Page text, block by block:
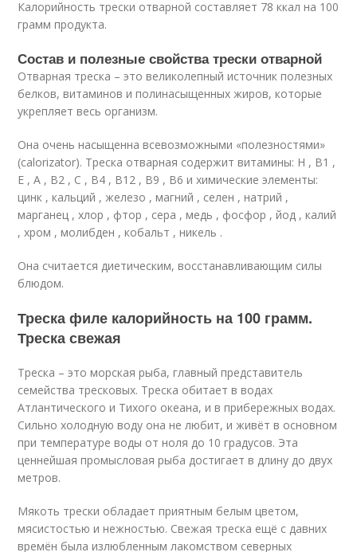
Калорийность трески отварной составляет 78 ккал на 100
грамм продукта.
Состав и полезные свойства трески отварной
Отварная треска – это великолепный источник полезных
белков, витаминов и полинасыщенных жиров, которые
укрепляет весь организм.
Она очень насыщенна всевозможными «полезностями»
(calorizator). Треска отварная содержит витамины: H , B1 ,
E , A , B2 , C , B4 , B12 , B9 , B6 и химические элементы:
цинк , кальций , железо , магний , селен , натрий ,
марганец , хлор , фтор , сера , медь , фосфор , йод , калий
, хром , молибден , кобальт , никель .
Она считается диетическим, восстанавливающим силы
блюдом.
Треска филе калорийность на 100 грамм.
Треска свежая
Треска – это морская рыба, главный представитель
семейства тресковых. Треска обитает в водах
Атлантического и Тихого океана, и в прибережных водах.
Сильно холодную воду она не любит, и живёт в основном
при температуре воды от ноля до 10 градусов. Эта
ценнейшая промысловая рыба достигает в длину до двух
метров.
Мякоть трески обладает приятным белым цветом,
мясистостью и нежностью. Свежая треска ещё с давних
времён была излюбленным лакомством северных